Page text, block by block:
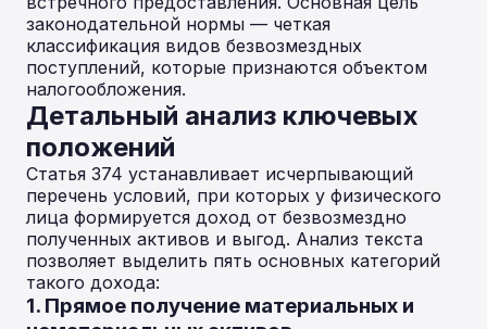
законодательной нормы — четкая
классификация видов безвозмездных
поступлений, которые признаются объектом
налогообложения.
Детальный анализ ключевых
положений
Статья 374 устанавливает исчерпывающий
перечень условий, при которых у физического
лица формируется доход от безвозмездно
полученных активов и выгод. Анализ текста
позволяет выделить пять основных категорий
такого дохода:
1. Прямое получение материальных и